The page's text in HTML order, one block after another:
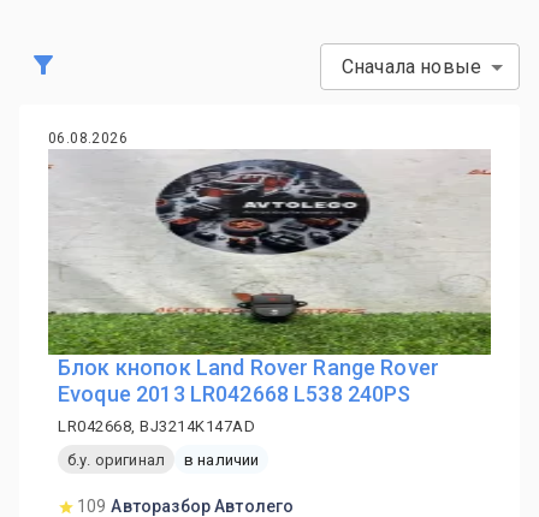
Сначала новые
06.08.2026
Блок кнопок Land Rover Range Rover
Evoque 2013 LR042668 L538 240PS
LR042668, BJ3214K147AD
б.у. оригинал
в наличии
109 Авторазбор Автолего